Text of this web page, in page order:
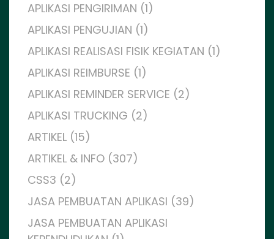
APLIKASI PENGIRIMAN (1)
APLIKASI PENGUJIAN (1)
APLIKASI REALISASI FISIK KEGIATAN (1)
APLIKASI REIMBURSE (1)
APLIKASI REMINDER SERVICE (2)
APLIKASI TRUCKING (2)
ARTIKEL (15)
ARTIKEL & INFO (307)
CSS3 (2)
JASA PEMBUATAN APLIKASI (39)
JASA PEMBUATAN APLIKASI